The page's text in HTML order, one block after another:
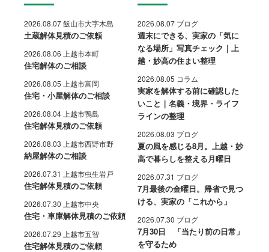
2026.08.07 飯山市大字木島
土蔵解体見積のご依頼
2026.08.06 上越市本町
住宅解体のご相談
2026.08.05 上越市富岡
住宅・小屋解体のご相談
2026.08.04 上越市鴨島
住宅解体見積のご依頼
2026.08.03 上越市西野市野
納屋解体のご相談
2026.07.31 上越市虫生岩戸
住宅解体見積のご依頼
2026.07.30 上越市中央
住宅・車庫解体見積のご依頼
2026.07.29 上越市五智
住宅解体見積のご依頼
2026.08.07 ブログ
週末にできる、実家の「気に
なる場所」写真チェック｜上
越・妙高の住まい整理
2026.08.05 コラム
実家を解体する前に確認した
いこと｜名義・境界・ライフ
ラインの整理
2026.08.03 ブログ
夏の風を感じる8月。上越・妙
高で暮らしを整える月曜日
2026.07.31 ブログ
7月最後の金曜日。帰省で見つ
ける、実家の「これから」
2026.07.30 ブログ
7月30日 「当たり前の日常」
を守るため